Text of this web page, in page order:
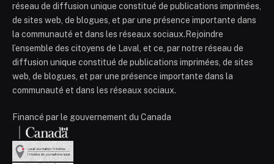
réseau de diffusion unique constitué de publications imprimées,
de sites web, de blogues, et par une présence importante dans
la communauté et dans les réseaux sociaux.Rejoindre
l’ensemble des citoyens de Laval, et ce, par notre réseau de
diffusion unique constitué de publications imprimées, de sites
web, de blogues, et par une présence importante dans la
communauté et dans les réseaux sociaux.
Financé par le gouvernement du Canada